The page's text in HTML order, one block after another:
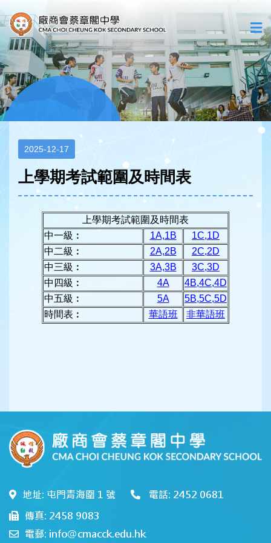
2025-12-17
上學期考試範圍及時間表
上學期考試範圍及時間表
中一級︰
1A,1B
1C,1D
中二級︰
2A,2B
2C,2D
中三級︰
3A,3B
3C,3D
中四級︰
4A
4B,4C,4D
中五級︰
5A
5B,5C,5D
時間表︰
華語班 非華語班
地址: 屯門青海圍 1 號
電話: 2452 0681
傳真: 2458 9083
電郵: info@cmacck.edu.hk